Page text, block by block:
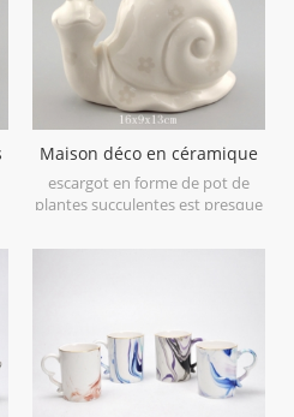
Maison déco en céramique
escargot planteur fleur motif
peinture
escargot en forme de pot de
plantes succulentes est presque
un visage de sourire et une belle